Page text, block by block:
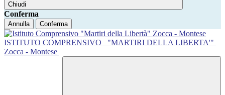
Chiudi
Conferma
Annulla Conferma
ISTITUTO COMPRENSIVO
"MARTIRI DELLA LIBERTA'"
Zocca - Montese